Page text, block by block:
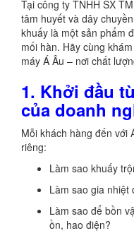
Tại công ty TNHH SX
tâm huyết và dây
khuấy là một sản phẩm
mối hàn. Hãy cùng
máy Á Âu – nơi chất
1. Khởi đầu
của doanh
Mỗi khách hàng đến với
riêng:
Làm sao khuấy
Làm sao gia nhiệt
Làm sao để bồn
ồn, hao điện?